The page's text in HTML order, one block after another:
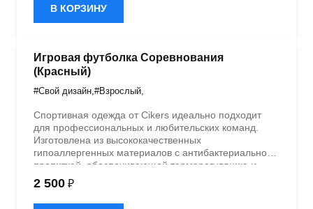
В КОРЗИНУ
Игровая футболка Соревнования
(Красный)
#Свой дизайн #Взрослый
Спортивная одежда от Cikers идеально подходит
для профессиональных и любительских команд.
Изготовлена из высококачественных
гипоаллергенных материалов с антибактериальной
пропиткой, обеспечивающей терморегуляцию и
быстрое влагоотведение. Одежда обладает
эластичностью в 5 направлениях и стильным
дизайном.
2 500 ₽